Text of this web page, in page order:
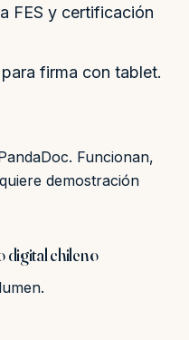
FES y certificación
firma con tablet.
Funcionan,
demostración
digital chileno